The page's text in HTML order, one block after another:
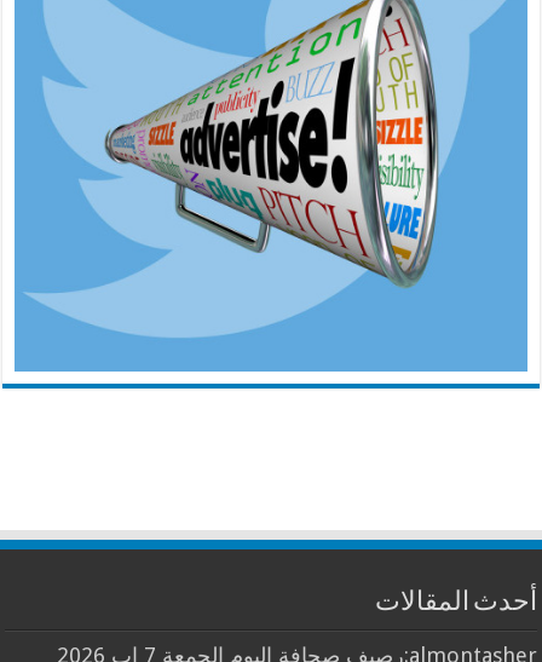
أحدث المقالات
almontasher:رصيف صحافة اليوم الجمعة 7 اب 2026